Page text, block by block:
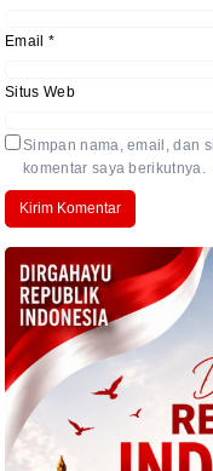
Email *
Situs Web
Simpan nama, email, dan
komentar saya berikutnya.